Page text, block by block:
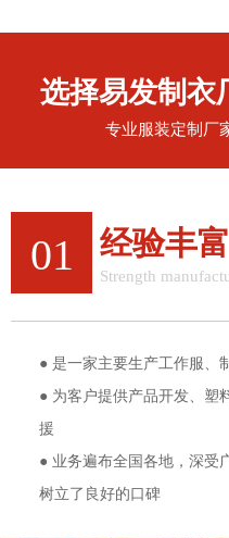
选择易发制衣
专业服装定制厂
01 经验丰富
Strength
● 是一家主要生产工作服、
● 为客户提供产品开发、塑
援
● 业务遍布全国各地，深受
树立了良好的口碑